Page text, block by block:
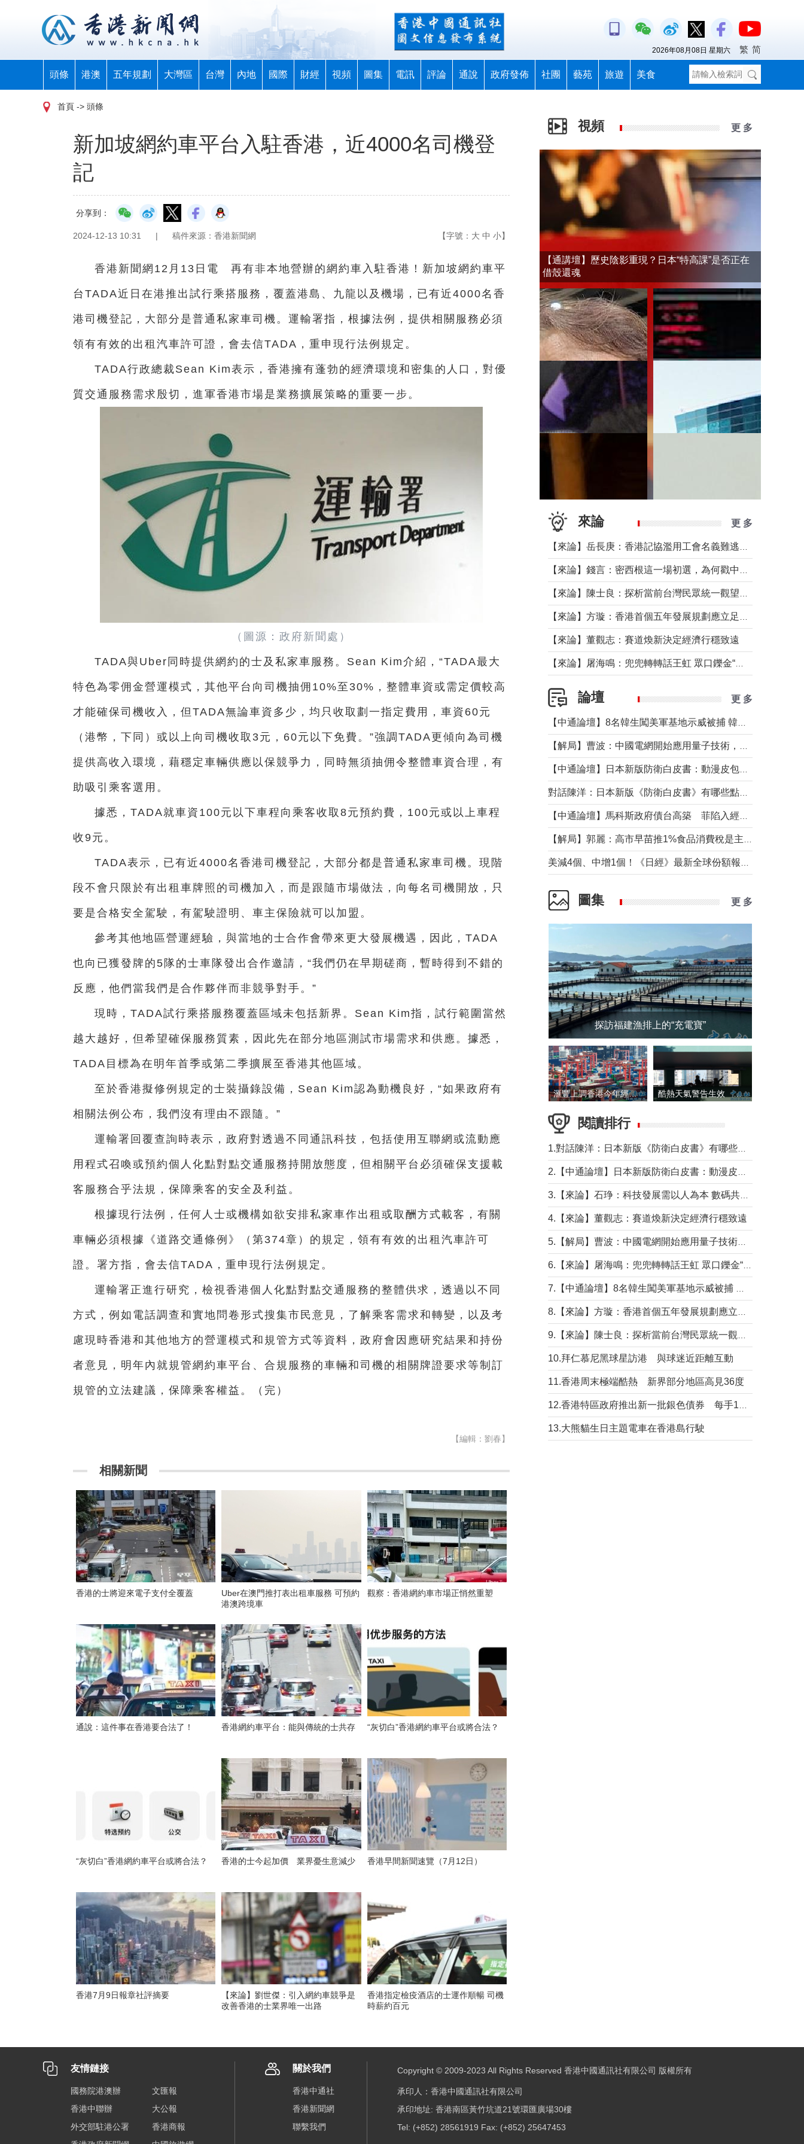
頭條 港澳 五年規劃 大灣區 台灣 內地 國際 財經 視頻 圖集 電訊 評論 通說 政府發佈 社團 藝苑 旅遊 美食
2026年08月08日 星期六 繁 简
首頁 -> 頭條
新加坡網約車平台入駐香港，近4000名司機登
記
分享到：
2024-12-13 10:31 | 稿件來源：香港新聞網 【字號： 大 中 小】
香港新聞網12月13日電 再有非本地營辦的網約車入駐香港！新加坡網約車平
台TADA近日在港推出試行乘搭服務，覆蓋港島、九龍以及機場，已有近4000名香
港司機登記，大部分是普通私家車司機。運輸署指，根據法例，提供相關服務必須
領有有效的出租汽車許可證，會去信TADA，重申現行法例規定。
TADA行政總裁Sean Kim表示，香港擁有蓬勃的經濟環境和密集的人口，對優
質交通服務需求殷切，進軍香港市場是業務擴展策略的重要一步。
（圖源：政府新聞處）
TADA與Uber同時提供網約的士及私家車服務。Sean Kim介紹，“TADA最大
特色為零佣金營運模式，其他平台向司機抽佣10%至30%，整體車資或需定價較高
才能確保司機收入，但TADA無論車資多少，均只收取劃一指定費用，車資60元
（港幣，下同）或以上向司機收取3元，60元以下免費。”強調TADA更傾向為司機
提供高收入環境，藉穩定車輛供應以保競爭力，同時無須抽佣令整體車資合理，有
助吸引乘客選用。
據悉，TADA就車資100元以下車程向乘客收取8元預約費，100元或以上車程
收9元。
TADA表示，已有近4000名香港司機登記，大部分都是普通私家車司機。現階
段不會只限於有出租車牌照的司機加入，而是跟隨市場做法，向每名司機開放，只
要是合格安全駕駛，有駕駛證明、車主保險就可以加盟。
參考其他地區營運經驗，與當地的士合作會帶來更大發展機遇，因此，TADA
也向已獲發牌的5隊的士車隊發出合作邀請，“我們仍在早期磋商，暫時得到不錯的
反應，他們當我們是合作夥伴而非競爭對手。”
現時，TADA試行乘搭服務覆蓋區域未包括新界。Sean Kim指，試行範圍當然
越大越好，但希望確保服務質素，因此先在部分地區測試市場需求和供應。據悉，
TADA目標為在明年首季或第二季擴展至香港其他區域。
至於香港擬修例規定的士裝攝錄設備，Sean Kim認為動機良好，“如果政府有
相關法例公布，我們沒有理由不跟隨。”
運輸署回覆查詢時表示，政府對透過不同通訊科技，包括使用互聯網或流動應
用程式召喚或預約個人化點對點交通服務持開放態度，但相關平台必須確保支援載
客服務合乎法規，保障乘客的安全及利益。
根據現行法例，任何人士或機構如欲安排私家車作出租或取酬方式載客，有關
車輛必須根據《道路交通條例》（第374章）的規定，領有有效的出租汽車許可
證。署方指，會去信TADA，重申現行法例規定。
運輸署正進行研究，檢視香港個人化點對點交通服務的整體供求，透過以不同
方式，例如電話調查和實地問卷形式搜集市民意見，了解乘客需求和轉變，以及考
慮現時香港和其他地方的營運模式和規管方式等資料，政府會因應研究結果和持份
者意見，明年內就規管網約車平台、合規服務的車輛和司機的相關牌證要求等制訂
規管的立法建議，保障乘客權益。（完）
【編輯：劉春】
相關新聞
香港的士將迎來電子支付全覆蓋
Uber在澳門推打表出租車服務 可預約
港澳跨境車
觀察：香港網約車市場正悄然重塑
通說：這件事在香港要合法了！ 香港網約車平台：能與傳統的士共存 “灰切白”香港網約車平台或將合法？
“灰切白”香港網約車平台或將合法？ 香港的士今起加價 業界憂生意減少 香港早間新聞速覽（7月12日）
香港7月9日報章社評摘要
【來論】劉世傑：引入網約車競爭是
改善香港的士業界唯一出路
香港指定檢疫酒店的士運作順暢 司機
時薪約百元
視頻 更 多
【通講壇】歷史陰影重現？日本“特高課”是否正在
借殼還魂
來論 更 多
【來論】董觀志：賽道煥新決定經濟行穩致遠
論壇 更 多
圖集 更 多
探訪福建漁排上的“充電寶”
滙豐上調香港今年經濟增長預測至4.5% 酷熱天氣警告生效 本港高溫持續至下周
閱讀排行
4.【來論】董觀志：賽道煥新決定經濟行穩致遠
10.拜仁慕尼黑球星訪港 與球迷近距離互動
11.香港周末極端酷熱 新界部分地區高見36度
13.大熊貓生日主題電車在香港島行駛
友情鏈接
國務院港澳辦
文匯報
香港中聯辦
大公報
外交部駐港公署
香港商報
關於我們
香港中通社
香港新聞網
聯繫我們
Copyright © 2009-2023 All Rights Reserved 香港中國通訊社有限公司 版權所有
承印人：香港中國通訊社有限公司
承印地址: 香港南區黃竹坑道21號環匯廣場30樓
Tel: (+852) 28561919 Fax: (+852) 25647453